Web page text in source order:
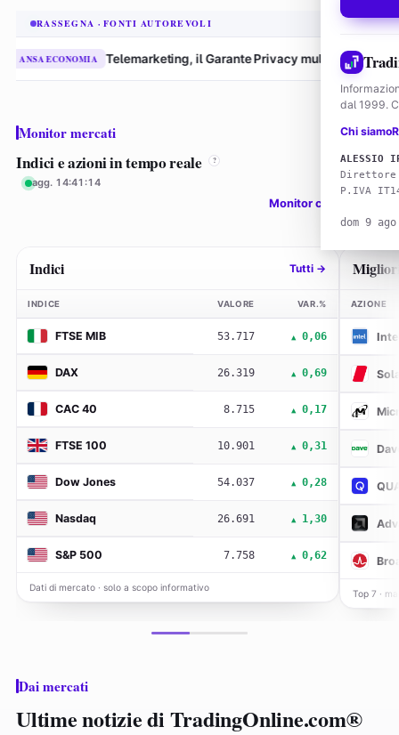
dal 1999.
Chi siamo
ALESSIO
Direttore
P.IVA
dom 9
RASSEGNA · FONTI AUTOREVOLI
Telemarketing, il Garante Privacy multa Tim per 9,5 milioni
Monitor mercati
Indici e azioni in tempo reale ?
agg. 14:41:14
Monitor completo →
Indici Tutti →
INDICE VALORE VAR.%
FTSE MIB 53.717 ▲ 0,06
DAX 26.319 ▲ 0,69
CAC 40 8.715 ▲ 0,17
FTSE 100 10.901 ▲ 0,31
Dow Jones 54.037 ▲ 0,28
Nasdaq 26.691 ▲ 1,30
S&P 500 7.758 ▲ 0,62
Dati di mercato · solo a scopo informativo
AZIONE
Top 7 ·
Dai mercati
Ultime notizie di TradingOnline.com®